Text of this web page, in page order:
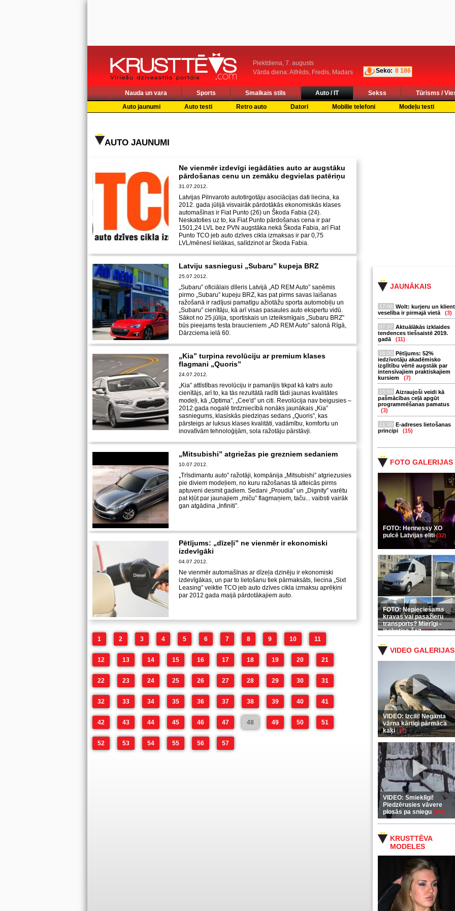
Piektdiena, 7. augusts
Vārda diena: Alfrēds, Fredis, Madars
Seko: 8 186
Nauda un vara Sports Smalkais stils Auto / IT Sekss
Tūrisms /
Auto jaunumi
Auto testi Retro auto Datori Mobilie telefoni Modeļu testi
JAUNĀKAIS
17:06 Wolt: kurjeru un
veselība ir pirmajā vietā
(3)
07:37 Aktuālākās izklaides
tendences tiešsaistē 2019.
gadā
(11)
16:00 Pētījums: 52%
iedzīvotāju akadēmisko
izglītību vērtē augstāk par
intensīvajiem praktiskajiem
kursiem
(7)
15:56 Aizraujoši veidi kā
pašmācības ceļā apgūt
programmēšanas pamatus
(3)
21:30 E-adreses lietošanas
principi
(15)
FOTO GALERIJAS
FOTO: Hennessy XO
pulcē Latvijas eliti(32)
FOTO: Nepieciešams
kravas vai pasažieru
transports? Mierīgi -
ieskaties šeit(35)
VIDEO GALERIJAS
VIDEO: Izcili! Neganta
vārna kārtīgi pārmāca
kaķi(37)
VIDEO: Smieklīgi!
Piedzērusies vāvere
plosās pa sniegu (255)
KRUSTTĒVA
MODELES
AUTO JAUNUMI
Ne vienmēr izdevīgi iegādāties auto ar augstāku
pārdošanas cenu un zemāku degvielas patēriņu
31.07.2012.
Latvijas Pilnvaroto autotirgotāju asociācijas dati liecina, ka
2012. gada jūlijā visvairāk pārdotākās ekonomiskās klases
automašīnas ir Fiat Punto (26) un Škoda Fabia (24).
Neskatoties uz to, ka Fiat Punto pārdošanas cena ir par
1501,24 LVL bez PVN augstāka nekā Škoda Fabia, arī Fiat
Punto TCO jeb auto dzīves cikla izmaksas ir par 0,75
LVL/mēnesī lielākas, salīdzinot ar Škoda Fabia.
Latviju sasniegusi „Subaru” kupeja BRZ
25.07.2012.
„Subaru” oficiālais dīleris Latvijā „AD REM Auto” saņēmis
pirmo „Subaru” kupeju BRZ, kas pat pirms savas laišanas
ražošanā ir radījusi pamatīgu ažiotāžu sporta automobiļu un
„Subaru” cienītāju, kā arī visas pasaules auto ekspertu vidū.
Sākot no 25.jūlija, sportiskais un izteiksmīgais „Subaru BRZ”
būs pieejams testa braucieniem „AD REM Auto” salonā Rīgā,
Dārzciema ielā 60.
„Kia” turpina revolūciju ar premium klases
flagmani „Quoris”
24.07.2012.
„Kia” attīstības revolūciju ir pamanījis tikpat kā katrs auto
cienītājs, arī to, ka tās rezultātā radīti tādi jaunas kvalitātes
modeļi, kā „Optima”, „Cee'd” un citi. Revolūcija nav beigusies –
2012.gada nogalē tirdzniecībā nonāks jaunākais „Kia”
sasniegums, klasiskās piedziņas sedans „Quoris”, kas
pārsteigs ar luksus klases kvalitāti, vadāmību, komfortu un
inovatīvām tehnoloģijām, sola ražotāju pārstāvji.
„Mitsubishi” atgriežas pie grezniem sedaniem
10.07.2012.
„Trīsdimantu auto” ražotāji, kompānija „Mitsubishi” atgriezusies
pie diviem modeļiem, no kuru ražošanas tā atteicās pirms
aptuveni desmit gadiem. Sedani „Proudia” un „Dignity” varētu
pat kļūt par jaunajiem „miču” flagmaņiem, taču... vaibsti vairāk
gan atgādina „Infiniti”.
Pētījums: „dīzeļi” ne vienmēr ir ekonomiski
izdevīgāki
04.07.2012.
Ne vienmēr automašīnas ar dīzeļa dzinēju ir ekonomiski
izdevīgākas, un par to lietošanu tiek pārmaksāts, liecina „Sixt
Leasing” veiktie TCO jeb auto dzīves cikla izmaksu aprēķini
par 2012.gada maijā pārdotākajiem auto.
1 2 3 4 5 6 7 8 9 10 11
12 13 14 15 16 17 18 19 20 21
22 23 24 25 26 27 28 29 30 31
32 33 34 35 36 37 38 39 40 41
42 43 44 45 46 47 48 49 50 51
52 53 54 55 56 57